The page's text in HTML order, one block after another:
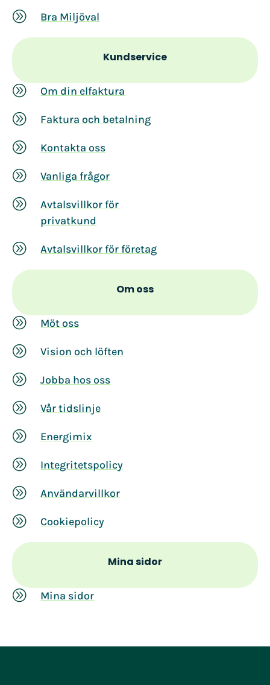
A Bra Miljöval
Kundservice
A Om din elfaktura
A Faktura och betalning
A Kontakta oss
A Vanliga frågor
A
Avtalsvillkor för
privatkund
A Avtalsvillkor för företag
Om oss
A Möt oss
A Vision och löften
A Jobba hos oss
A Vår tidslinje
A Energimix
A Integritetspolicy
A Användarvillkor
A Cookiepolicy
Mina sidor
A Mina sidor